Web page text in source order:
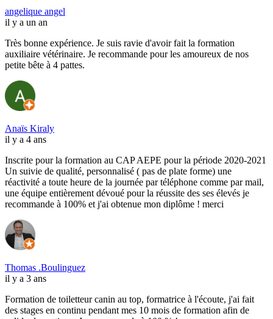
angelique angel
il y a un an
Très bonne expérience. Je suis ravie d'avoir fait la formation
auxiliaire vétérinaire. Je recommande pour les amoureux de nos
petite bête à 4 pattes.
Anaïs Kiraly
il y a 4 ans
Inscrite pour la formation au CAP AEPE pour la période 2020-2021
Un suivie de qualité, personnalisé ( pas de plate forme) une
réactivité a toute heure de la journée par téléphone comme par mail,
une équipe entièrement dévoué pour la réussite des ses élevés je
recommande à 100% et j'ai obtenue mon diplôme ! merci
Thomas .Boulinguez
il y a 3 ans
Formation de toiletteur canin au top, formatrice à l'écoute, j'ai fait
des stages en continu pendant mes 10 mois de formation afin de